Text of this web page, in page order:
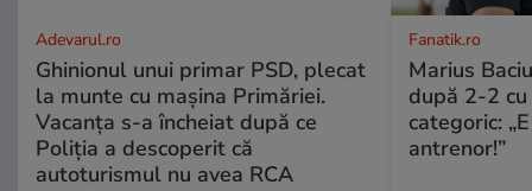
Adevarul.ro
Ghinionul unui primar PSD, plecat
la munte cu mașina Primăriei.
Vacanța s-a încheiat după ce
Poliția a descoperit că
autoturismul nu avea RCA
Fanatik.ro
Marius
după 2-2 cu
categoric:
antrenor!”